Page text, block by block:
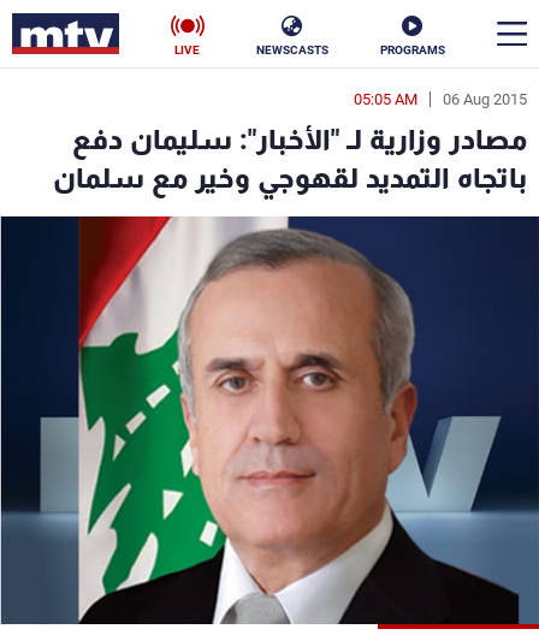
PROGRAMS
NEWSCASTS
LIVE
06 Aug 2015
05:05 AM
مصادر وزارية لـ "الأخبار": سليمان دفع
باتجاه التمديد لقهوجي وخير مع سلمان
en
الأخبار
سياسة ناس
فن
كأس العالم
البرامج
جدول البرامج
شاهد البرامج
الترددات